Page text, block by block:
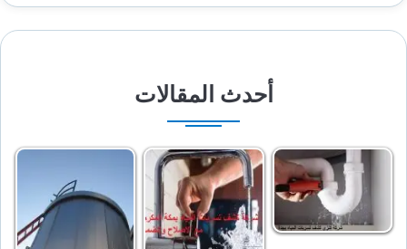
أحدث المقالات